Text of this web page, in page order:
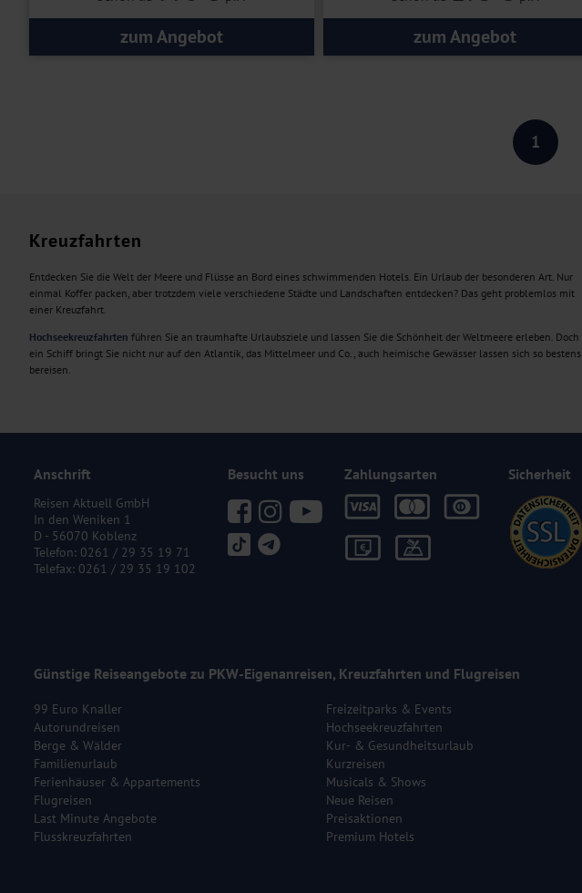
zum Angebot zum Angebot
1
Kreuzfahrten
Entdecken Sie die Welt der Meere und Flüsse an Bord eines schwimmenden Hotels. Ein Urlaub der besonderen Art. Nur
einmal Koffer packen, aber trotzdem viele verschiedene Städte und Landschaften entdecken? Das geht problemlos mit
einer Kreuzfahrt.
Hochseekreuzfahrten führen Sie an traumhafte Urlaubsziele und lassen Sie die Schönheit der Weltmeere erleben. Doch
ein Schiff bringt Sie nicht nur auf den Atlantik, das Mittelmeer und Co., auch heimische Gewässer lassen sich so bestens
bereisen.
Anschrift
Reisen Aktuell GmbH
In den Weniken 1
D - 56070 Koblenz
Telefon: 0261 / 29 35 19 71
Telefax: 0261 / 29 35 19 102
Besucht uns Zahlungsarten Sicherheit
Günstige Reiseangebote zu PKW-Eigenanreisen, Kreuzfahrten und Flugreisen
99 Euro Knaller
Autorundreisen
Berge & Wälder
Familienurlaub
Ferienhäuser & Appartements
Flugreisen
Last Minute Angebote
Flusskreuzfahrten
Freizeitparks & Events
Hochseekreuzfahrten
Kur- & Gesundheitsurlaub
Kurzreisen
Musicals & Shows
Neue Reisen
Preisaktionen
Premium Hotels